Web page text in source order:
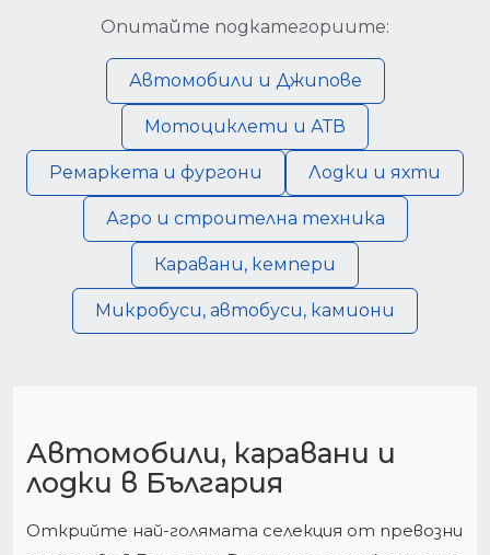
Опитайте подкатегориите:
Автомобили и Джипове
Мотоциклети и АТВ
Ремаркета и фургони Лодки и яхти
Агро и строителна техника
Каравани, кемпери
Микробуси, автобуси, камиони
Автомобили, каравани и
лодки в България
Открийте най-голямата селекция от превозни